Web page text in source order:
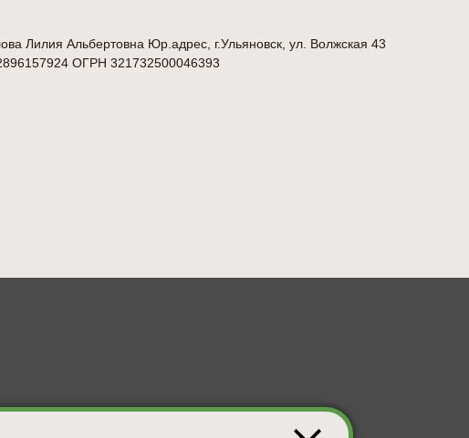
Лилия Альбертовна Юр.адрес, г.Ульяновск, ул. Волжская 43
ΟΓΡΗ 321732500046393